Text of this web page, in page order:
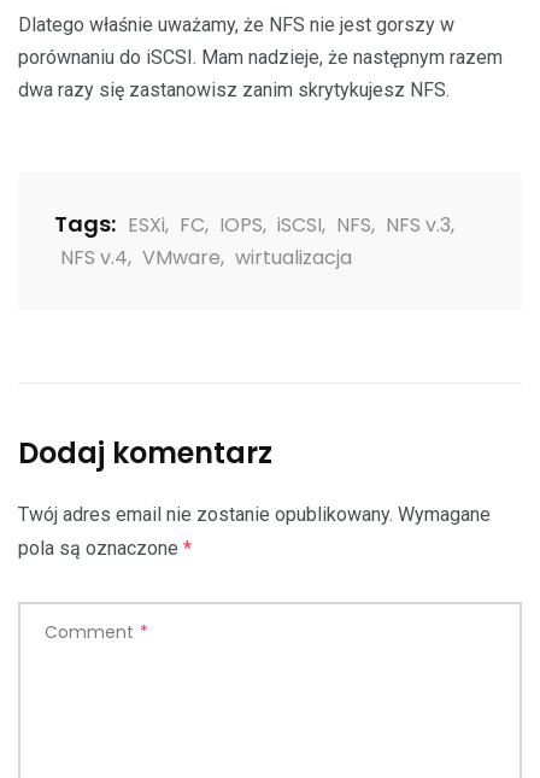
Dlatego właśnie uważamy, że NFS nie jest gorszy w
porównaniu do iSCSI. Mam nadzieje, że następnym razem
dwa razy się zastanowisz zanim skrytykujesz NFS.
Tags: ESXi, FC, IOPS, iSCSI, NFS, NFS v.3,
NFS v.4, VMware, wirtualizacja
Dodaj komentarz
Twój adres email nie zostanie opublikowany. Wymagane
pola są oznaczone *
Comment *